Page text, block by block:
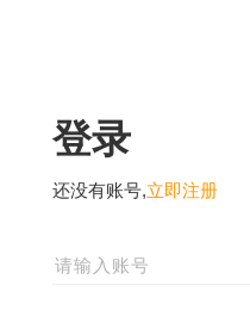
登录
还没有账号,立即注册